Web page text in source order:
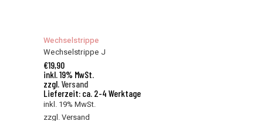
Wechselstrippe
Wechselstrippe J
€19,90
inkl. 19% MwSt.
zzgl. Versand
Lieferzeit: ca. 2-4 Werktage
inkl. 19% MwSt.
zzgl.Versand